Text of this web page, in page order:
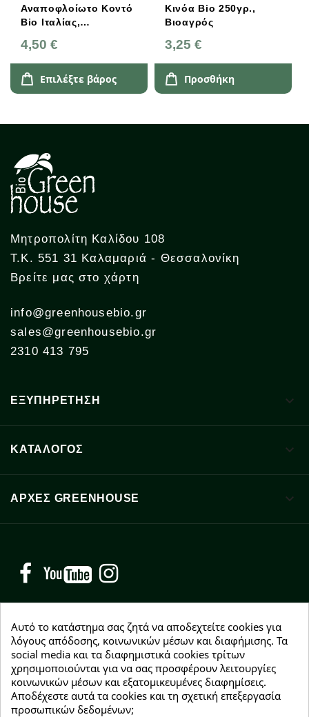
Αναποφλοίωτο Κοντό
Bio Ιταλίας,
4,50 €
Επιλέξτε βάρος
Κινόα Bio 250γρ.,
Βιοαγρός
3,25 €
Προσθήκη
Μητροπολίτη Καλίδου 108
Τ.Κ. 551 31 Καλαμαριά - Θεσσαλονίκη
Βρείτε μας στο χάρτη
info@greenhousebio.gr
sales@greenhousebio.gr
2310 413 795
ΕΞΥΠΗΡΕΤΗΣΗ 
ΚΑΤΑΛΟΓΟΣ 
ΑΡΧΈΣ GREENHOUSE 
Facebook YouTube
NEWSLETTER
Εγγραφείτε δωρεάν και θα είστε οι πρώτοι που θα
λάβετε τα νέα μας γύρω από προσφορές, εκπτώσεις
και νέα προϊόντα.
Αυτό το κατάστημα σας ζητά να αποδεχτείτε cookies για
λόγους απόδοσης, κοινωνικών μέσων και διαφήμισης. Τα
social media και τα διαφημιστικά cookies τρίτων
χρησιμοποιούνται για να σας προσφέρουν λειτουργίες
κοινωνικών μέσων και εξατομικευμένες διαφημίσεις.
Αποδέχεστε αυτά τα cookies και τη σχετική επεξεργασία
προσωπικών δεδομένων;